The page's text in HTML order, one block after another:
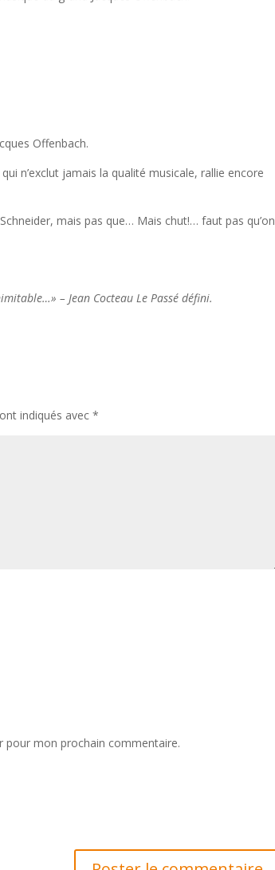
Offenbach.
n’exclut jamais la qualité musicale, rallie encore
mais pas que… Mais chut!… faut pas qu’on
– Jean Cocteau Le Passé défini.
indiqués avec*
pour mon prochain commentaire.